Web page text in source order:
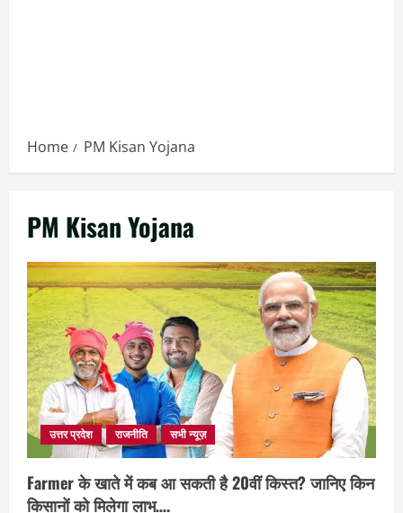
Home PM Kisan Yojana
PM Kisan Yojana
उत्तर प्रदेश राजनीति सभी न्यूज़
Farmer के खाते में कब आ सकती है 20वीं किस्त? जानिए किन
किसानों को मिलेगा लाभ….